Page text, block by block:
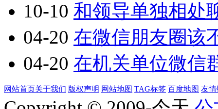
10-10 和领导单独相处
04-20 在微信朋友圈该
04-20 在机关单位微信
网站首页关于我们 版权声明 网站地图 TAG标签 百度地图 友